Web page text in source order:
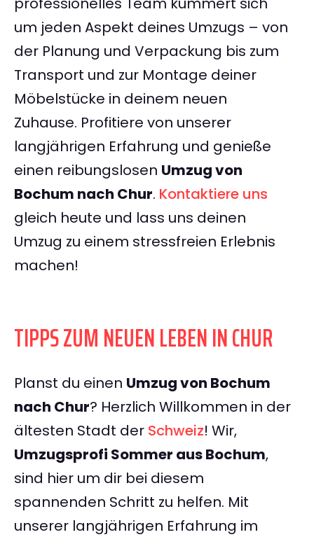
um jeden Aspekt deines Umzugs – von
der Planung und Verpackung bis zum
Transport und zur Montage deiner
Möbelstücke in deinem neuen
Zuhause. Profitiere von unserer
langjährigen Erfahrung und genieße
einen reibungslosen Umzug von
Bochum nach Chur. Kontaktiere uns
gleich heute und lass uns deinen
Umzug zu einem stressfreien Erlebnis
machen!
TIPPS ZUM NEUEN LEBEN IN CHUR
Planst du einen Umzug von Bochum
nach Chur? Herzlich Willkommen in der
ältesten Stadt der Schweiz! Wir,
Umzugsprofi Sommer aus Bochum,
sind hier um dir bei diesem
spannenden Schritt zu helfen. Mit
unserer langjährigen Erfahrung im